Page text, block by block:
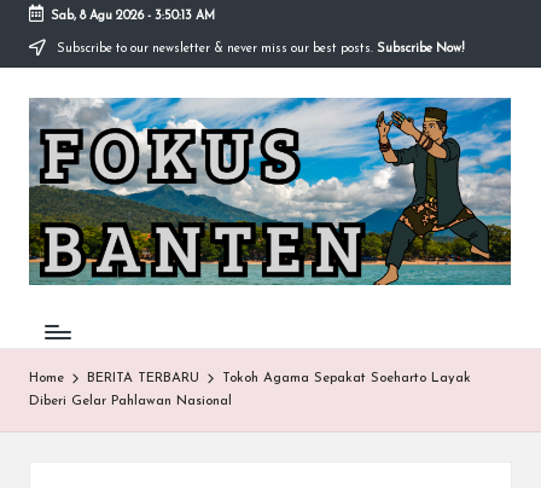
Skip
content
Sab, 8 Agu 2026- 3:50:13 AM
Subscribe to our newsletter & never miss our best posts. Subscribe Now!
F
O
K
U
S-
B
A
N
Home BERITA TERBARU
Tokoh Agama Sepakat Soeharto Layak
Diberi Gelar Pahlawan Nasional